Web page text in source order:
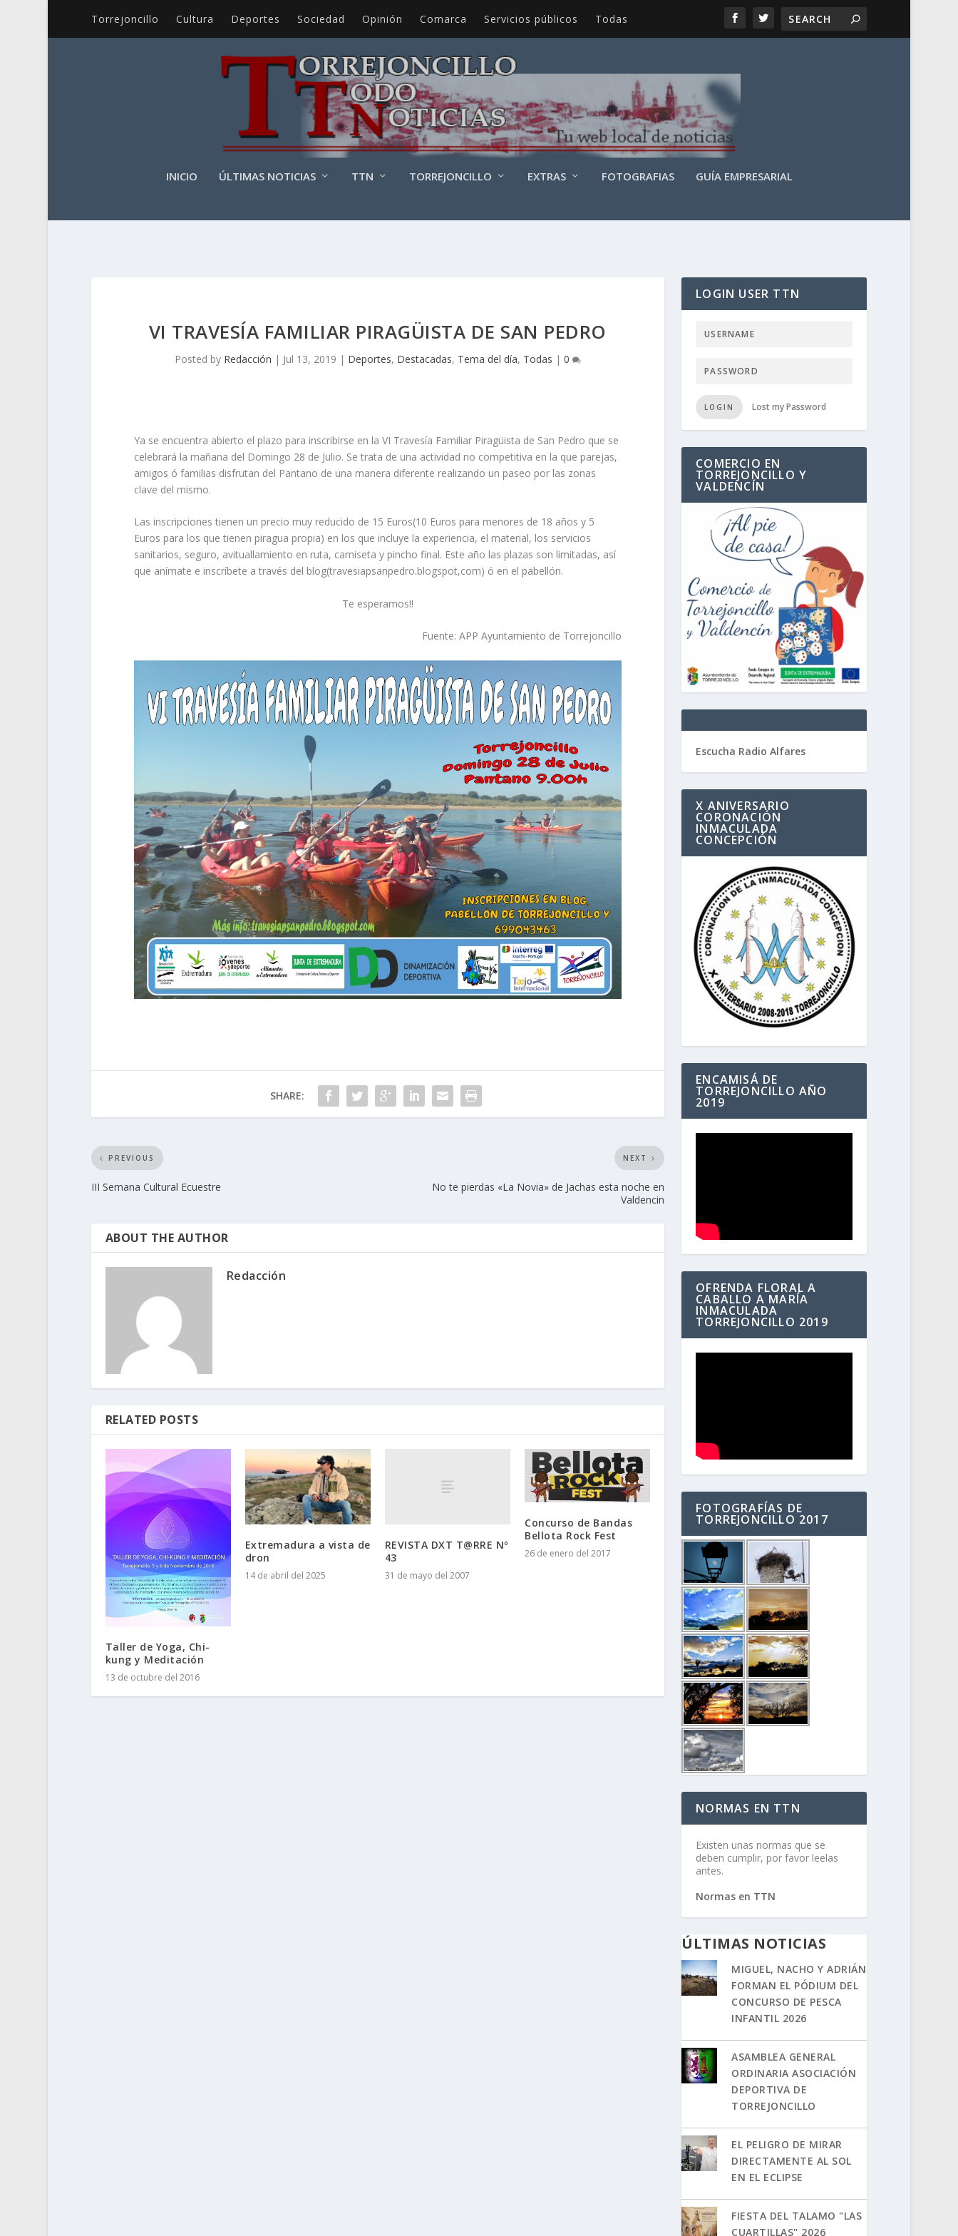
Torrejoncillo Cultura Deportes Sociedad Opinión Comarca Servicios públicos Todas
INICIO ÚLTIMAS NOTICIAS TTN TORREJONCILLO EXTRAS FOTOGRAFIAS GUÍA EMPRESARIAL
VI TRAVESÍA FAMILIAR PIRAGÜISTA DE SAN PEDRO
Posted by Redacción | Jul 13, 2019 | Deportes, Destacadas, Tema del día, Todas | 0
Ya se encuentra abierto el plazo para inscribirse en la VI Travesía Familiar Piragüista de San Pedro que se
celebrará la mañana del Domingo 28 de Julio. Se trata de una actividad no competitiva en la que parejas,
amigos ó familias disfrutan del Pantano de una manera diferente realizando un paseo por las zonas
clave del mismo.
Las inscripciones tienen un precio muy reducido de 15 Euros(10 Euros para menores de 18 años y 5
Euros para los que tienen piragua propia) en los que incluye la experiencia, el material, los servicios
sanitarios, seguro, avituallamiento en ruta, camiseta y pincho final. Este año las plazas son limitadas, así
que anímate e inscríbete a través del blog(travesiapsanpedro.blogspot,com) ó en el pabellón.
Te esperamos!!
Fuente: APP Ayuntamiento de Torrejoncillo
SHARE:
PREVIOUS
III Semana Cultural Ecuestre
NEXT
No te pierdas «La Novia» de Jachas esta noche en
Valdencin
ABOUT THE AUTHOR
Redacción
RELATED POSTS
Taller de Yoga, Chi-
kung y Meditación
13 de octubre del 2016
Extremadura a vista de
dron
14 de abril del 2025
REVISTA DXT T@RRE Nº
43
31 de mayo del 2007
Concurso de Bandas
Bellota Rock Fest
26 de enero del 2017
LOGIN USER TTN
LOGIN Lost my Password
COMERCIO EN
TORREJONCILLO Y
VALDENCÍN
Escucha Radio Alfares
X ANIVERSARIO
CORONACIÓN
INMACULADA
CONCEPCIÓN
ENCAMISÁ DE
TORREJONCILLO AÑO
2019
OFRENDA FLORAL A
CABALLO A MARÍA
INMACULADA
TORREJONCILLO 2019
FOTOGRAFÍAS DE
TORREJONCILLO 2017
NORMAS EN TTN
Existen unas normas que se
deben cumplir, por favor leelas
antes.
Normas en TTN
ÚLTIMAS NOTICIAS
MIGUEL, NACHO Y ADRIÁN
FORMAN EL PÓDIUM DEL
CONCURSO DE PESCA
INFANTIL 2026
ASAMBLEA GENERAL
ORDINARIA ASOCIACIÓN
DEPORTIVA DE
TORREJONCILLO
EL PELIGRO DE MIRAR
DIRECTAMENTE AL SOL
EN EL ECLIPSE
FIESTA DEL TALAMO "LAS
CUARTILLAS" 2026